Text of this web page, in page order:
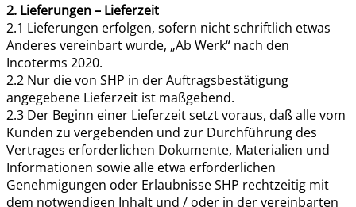
2. Lieferungen – Lieferzeit
2.1 Lieferungen erfolgen, sofern nicht schriftlich etwas
Anderes vereinbart wurde, „Ab Werk“ nach den
Incoterms 2020.
2.2 Nur die von SHP in der Auftragsbestätigung
angegebene Lieferzeit ist maßgebend.
2.3 Der Beginn einer Lieferzeit setzt voraus, daß alle vom
Kunden zu vergebenden und zur Durchführung des
Vertrages erforderlichen Dokumente, Materialien und
Informationen sowie alle etwa erforderlichen
Genehmigungen oder Erlaubnisse SHP rechtzeitig mit
dem notwendigen Inhalt und / oder in der vereinbarten